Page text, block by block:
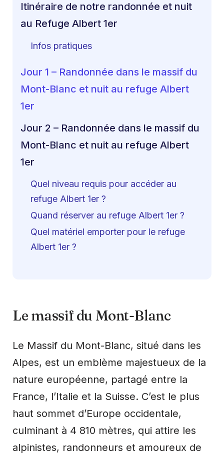
Itinéraire de notre randonnée et nuit
au Refuge Albert 1er
Infos pratiques
Jour 1 – Randonnée dans le massif du
Mont-Blanc et nuit au refuge Albert
1er
Jour 2 – Randonnée dans le massif du
Mont-Blanc et nuit au refuge Albert
1er
Quel niveau requis pour accéder au
refuge Albert 1er ?
Quand réserver au refuge Albert 1er ?
Quel matériel emporter pour le refuge
Albert 1er ?
Le massif du Mont-Blanc
Le Massif du Mont-Blanc, situé dans les
Alpes, est un emblème majestueux de la
nature européenne, partagé entre la
France, l’Italie et la Suisse. C’est le plus
haut sommet d’Europe occidentale,
culminant à 4 810 mètres, qui attire les
alpinistes, randonneurs et amoureux de